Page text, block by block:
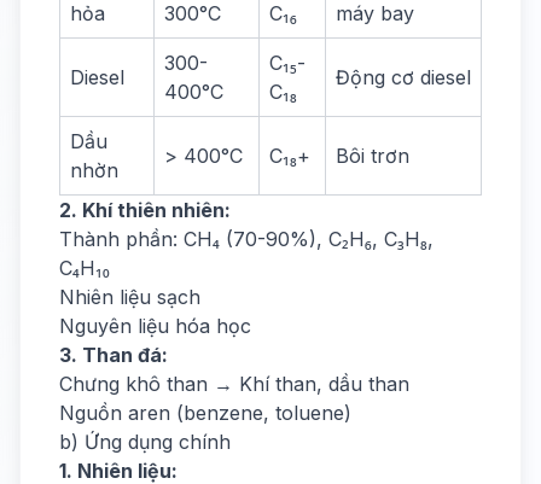
hỏa
300°C
C₁₆
máy bay
Diesel
300-
400°C
C₁₅-
C₁₈
Động cơ diesel
Dầu
nhờn
> 400°C C₁₈+ Bôi trơn
2. Khí thiên nhiên:
Thành phần: CH₄ (70-90%), C₂H₆, C₃H₈,
C₄H₁₀
Nhiên liệu sạch
Nguyên liệu hóa học
3. Than đá:
Chưng khô than → Khí than, dầu than
Nguồn aren (benzene, toluene)
b) Ứng dụng chính
1. Nhiên liệu: